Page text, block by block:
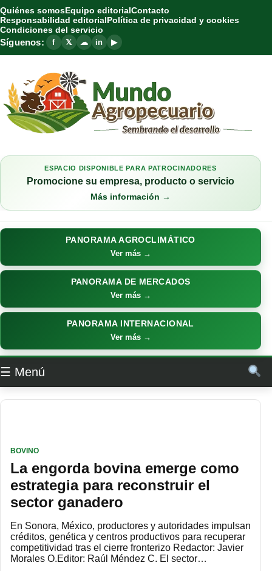
Quiénes somosEquipo editorialContacto
Responsabilidad editorialPolítica de privacidad y cookies
Condiciones del servicio
Síguenos: f 𝕏 ☁ in ▶
ESPACIO DISPONIBLE PARA PATROCINADORES
Promocione su empresa, producto o servicio
Más información →
PANORAMA AGROCLIMÁTICO
Ver más →
PANORAMA DE MERCADOS
Ver más →
PANORAMA INTERNACIONAL
Ver más →
☰ Menú
BOVINO
La engorda bovina emerge como
estrategia para reconstruir el
sector ganadero
En Sonora, México, productores y autoridades impulsan
créditos, genética y centros productivos para recuperar
competitividad tras el cierre fronterizo Redactor: Javier
Morales O.Editor: Raúl Méndez C. El sector…